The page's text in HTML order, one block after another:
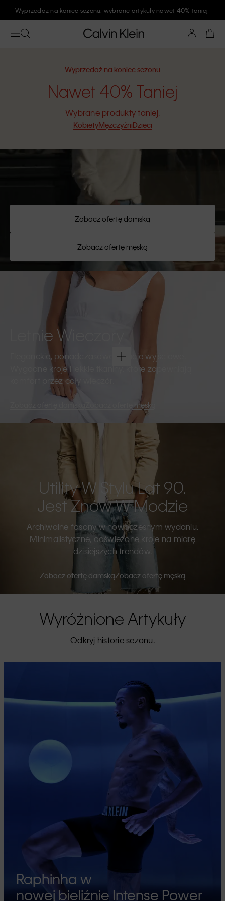
Wyprzedaż na koniec sezonu: wybrane artykuły nawet 40% taniej
Wyprzedaż na koniec sezonu
Nawet 40% Taniej
Wybrane produkty taniej.
KobietyMężczyźniDzieci
Zobacz ofertę damską
Zobacz ofertę męską
Letnie Wieczory
Eleganckie, ponadczasowe kreacje wyjściowe.
Wygodne kroje i lekkie tkaniny, które zapewniają
komfort przez cały wieczór.
Zobacz ofertę damską Zobacz ofertę męską
Utility W Stylu Lat 90.
Jest Znów W Modzie
Archiwalne fasony w nowoczesnym wydaniu.
Minimalistyczne, odświeżone kroje na miarę
dzisiejszych trendów.
Zobacz ofertę damskąZobacz ofertę męską
Wyróżnione Artykuły
Odkryj historie sezonu.
Raphinha w
nowej bieliźnie Intense Power